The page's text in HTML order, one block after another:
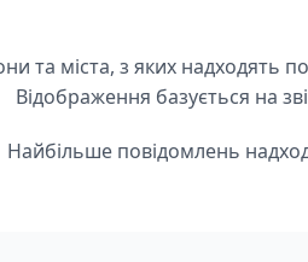
та міста, з яких
Відображення базується на
Найбільше повідомлень